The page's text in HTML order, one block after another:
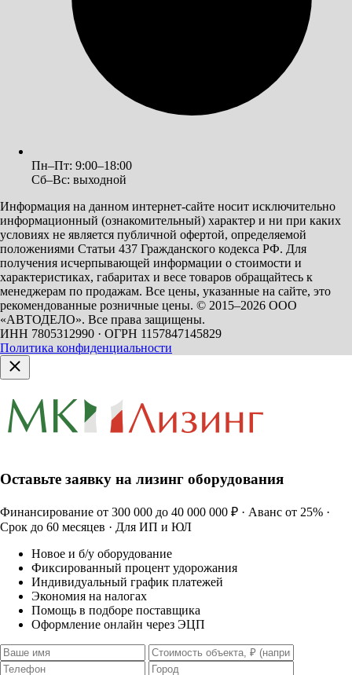
Пн–Пт: 9:00–18:00
Сб–Вс: выходной
Информация на данном интернет-сайте носит исключительно
информационный (ознакомительный) характер и ни при каких
условиях не является публичной офертой, определяемой
положениями Статьи 437 Гражданского кодекса РФ. Для
получения исчерпывающей информации о стоимости и
характеристиках, габаритах и весе товаров обращайтесь к
менеджерам по продажам. Все цены, указанные на сайте, это
рекомендованные розничные цены. © 2015–2026 ООО
«АВТОДЕЛО». Все права защищены.
ИНН 7805312990 · ОГРН 1157847145829
Политика конфиденциальности
Оставьте заявку на лизинг оборудования
Финансирование от 300 000 до 40 000 000 ₽ · Аванс от 25% ·
Срок до 60 месяцев · Для ИП и ЮЛ
Новое и б/у оборудование
Фиксированный процент удорожания
Индивидуальный график платежей
Экономия на налогах
Помощь в подборе поставщика
Оформление онлайн через ЭЦП